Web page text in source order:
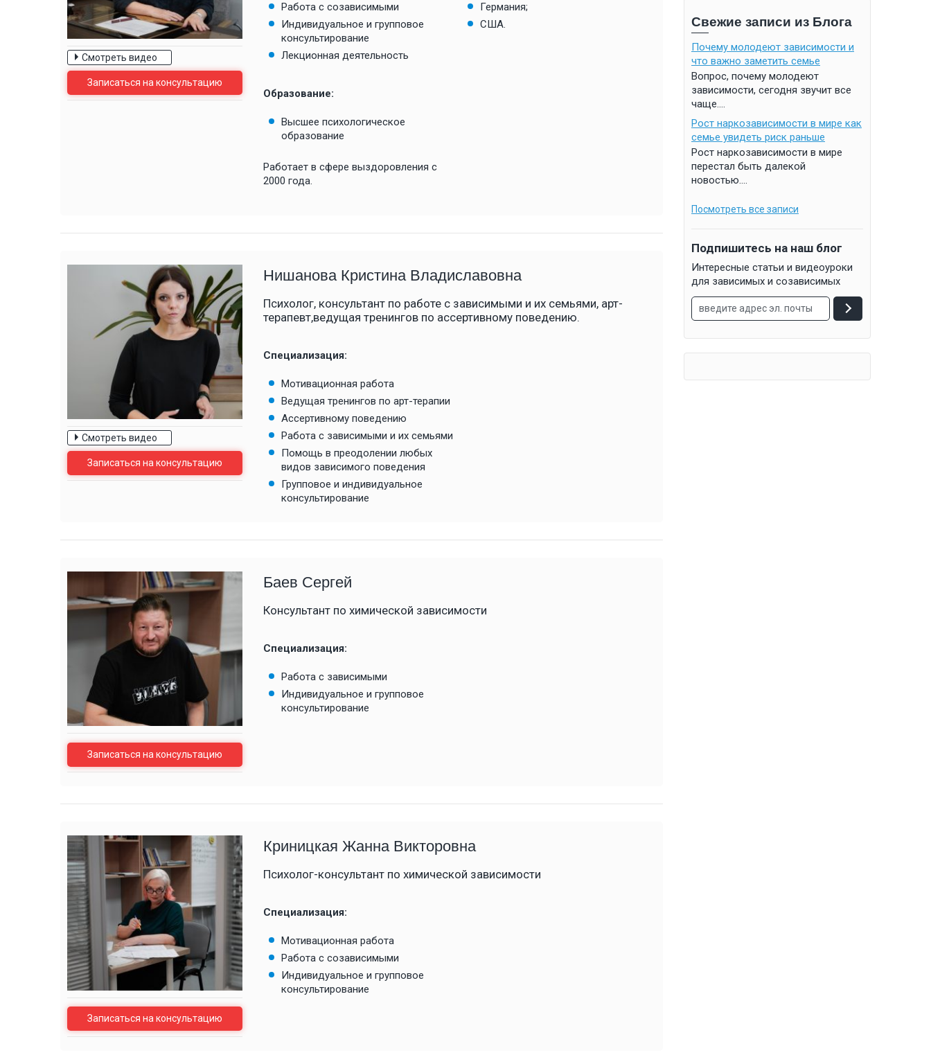
Смотреть видео
Записаться на консультацию
Работа с созависимыми
Индивидуальное и групповое
консультирование
Лекционная деятельность
Германия;
США.
Образование:
Высшее психологическое
образование
Работает в сфере выздоровления с
2000 года.
Смотреть видео
Записаться на консультацию
Нишанова Кристина Владиславовна
Психолог, консультант по работе с зависимыми и их семьями, арт-
терапевт,ведущая тренингов по ассертивному поведению.
Специализация:
Мотивационная работа
Ведущая тренингов по арт-терапии
Ассертивному поведению
Работа с зависимыми и их семьями
Помощь в преодолении любых
видов зависимого поведения
Групповое и индивидуальное
консультирование
Записаться на консультацию
Баев Сергей
Консультант по химической зависимости
Специализация:
Работа с зависимыми
Индивидуальное и групповое
консультирование
Записаться на консультацию
Криницкая Жанна Викторовна
Психолог-консультант по химической зависимости
Специализация:
Мотивационная работа
Работа с созависимыми
Индивидуальное и групповое
консультирование
Свежие записи из Блога
Почему молодеют зависимости и
что важно заметить семье
Вопрос, почему молодеют
зависимости, сегодня звучит все
чаще....
Рост наркозависимости в мире как
семье увидеть риск раньше
Рост наркозависимости в мире
перестал быть далекой
новостью....
Посмотреть все записи
Подпишитесь на наш блог
Интересные статьи и видеоуроки
для зависимых и созависимых